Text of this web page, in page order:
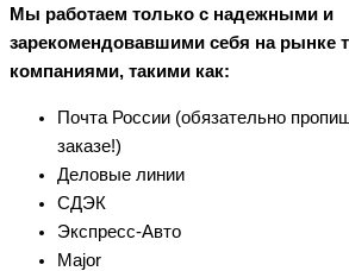
Мы работаем только с надежными и
зарекомендовавшими себя на рынке
компаниями, такими как:
Почта России (обязательно
заказе!)
Деловые линии
СДЭК
Экспресс-Авто
Major